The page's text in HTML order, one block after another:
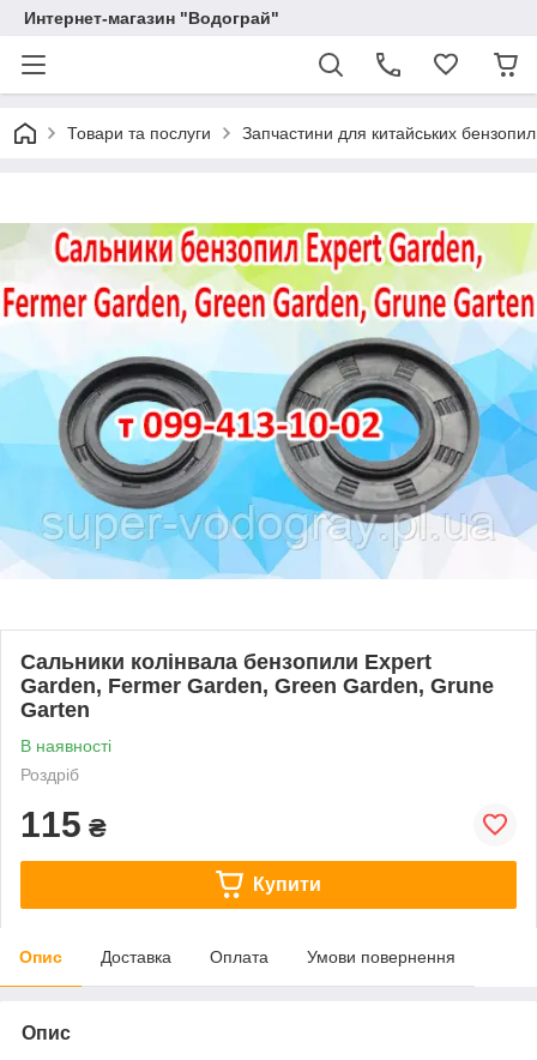
Интернет-магазин "Водограй"
Товари та послуги Запчастини для китайських бензопил
Cальники колінвала бензопили Expert
Garden, Fermer Garden, Green Garden, Grune
Garten
В наявності
Роздріб
115 ₴
Купити
Опис Доставка Оплата Умови повернення
Опис